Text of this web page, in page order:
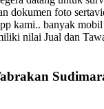
dokumen foto
kami.. banyak mobil
nilai Jual dan